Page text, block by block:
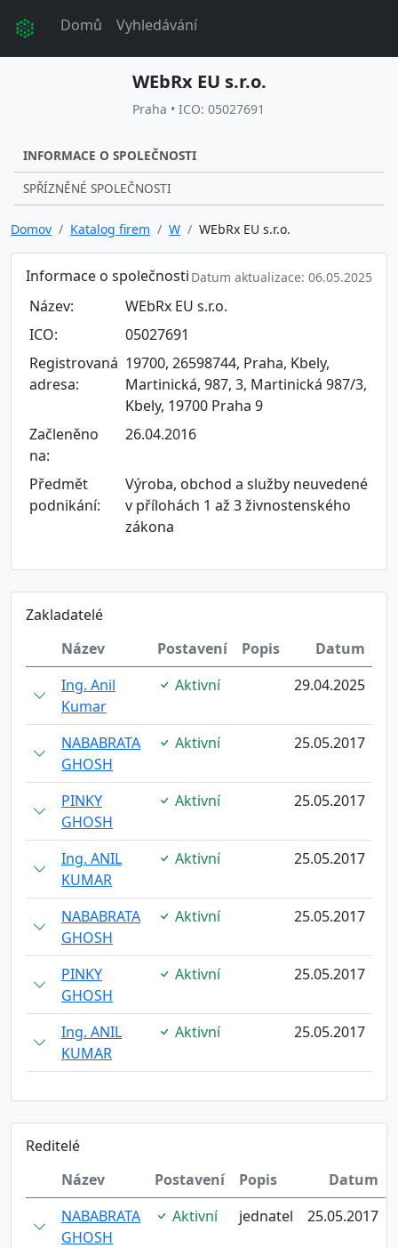
Domů Vyhledávání
WEbRx EU s.r.o.
Praha • ICO: 05027691
INFORMACE O SPOLEČNOSTI
SPŘÍZNĚNÉ SPOLEČNOSTI
Domov Katalog firem W WEbRx EU s.r.o.
Informace o společnosti Datum aktualizace: 06.05.2025
Název:
WEbRx EU s.r.o.
ICO:
05027691
Registrovaná
adresa:
19700, 26598744, Praha, Kbely,
Martinická, 987, 3, Martinická 987/3,
Kbely, 19700 Praha 9
Začleněno
na:
26.04.2016
Předmět
podnikání:
Výroba, obchod a služby neuvedené
v přílohách 1 až 3 živnostenského
zákona
Zakladatelé
Název
Postavení Popis
Datum
Ing. Anil
Kumar
Aktivní 29.04.2025
NABABRATA
GHOSH
Aktivní 25.05.2017
PINKY
GHOSH
Aktivní 25.05.2017
Ing. ANIL
KUMAR
Aktivní 25.05.2017
NABABRATA
GHOSH
Aktivní 25.05.2017
PINKY
GHOSH
Aktivní 25.05.2017
Ing. ANIL
KUMAR
Aktivní 25.05.2017
Reditelé
Název
Postavení Popis
Datum
NABABRATA
GHOSH
Aktivní jednatel 25.05.2017